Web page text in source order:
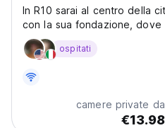
In R10 sarai al centro della
con la sua fondazione, dove
ospitati
camere private da
€13.98